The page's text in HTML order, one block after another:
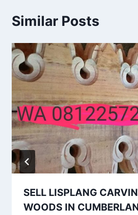
Similar Posts
SELL LISPLANG
WOODS IN